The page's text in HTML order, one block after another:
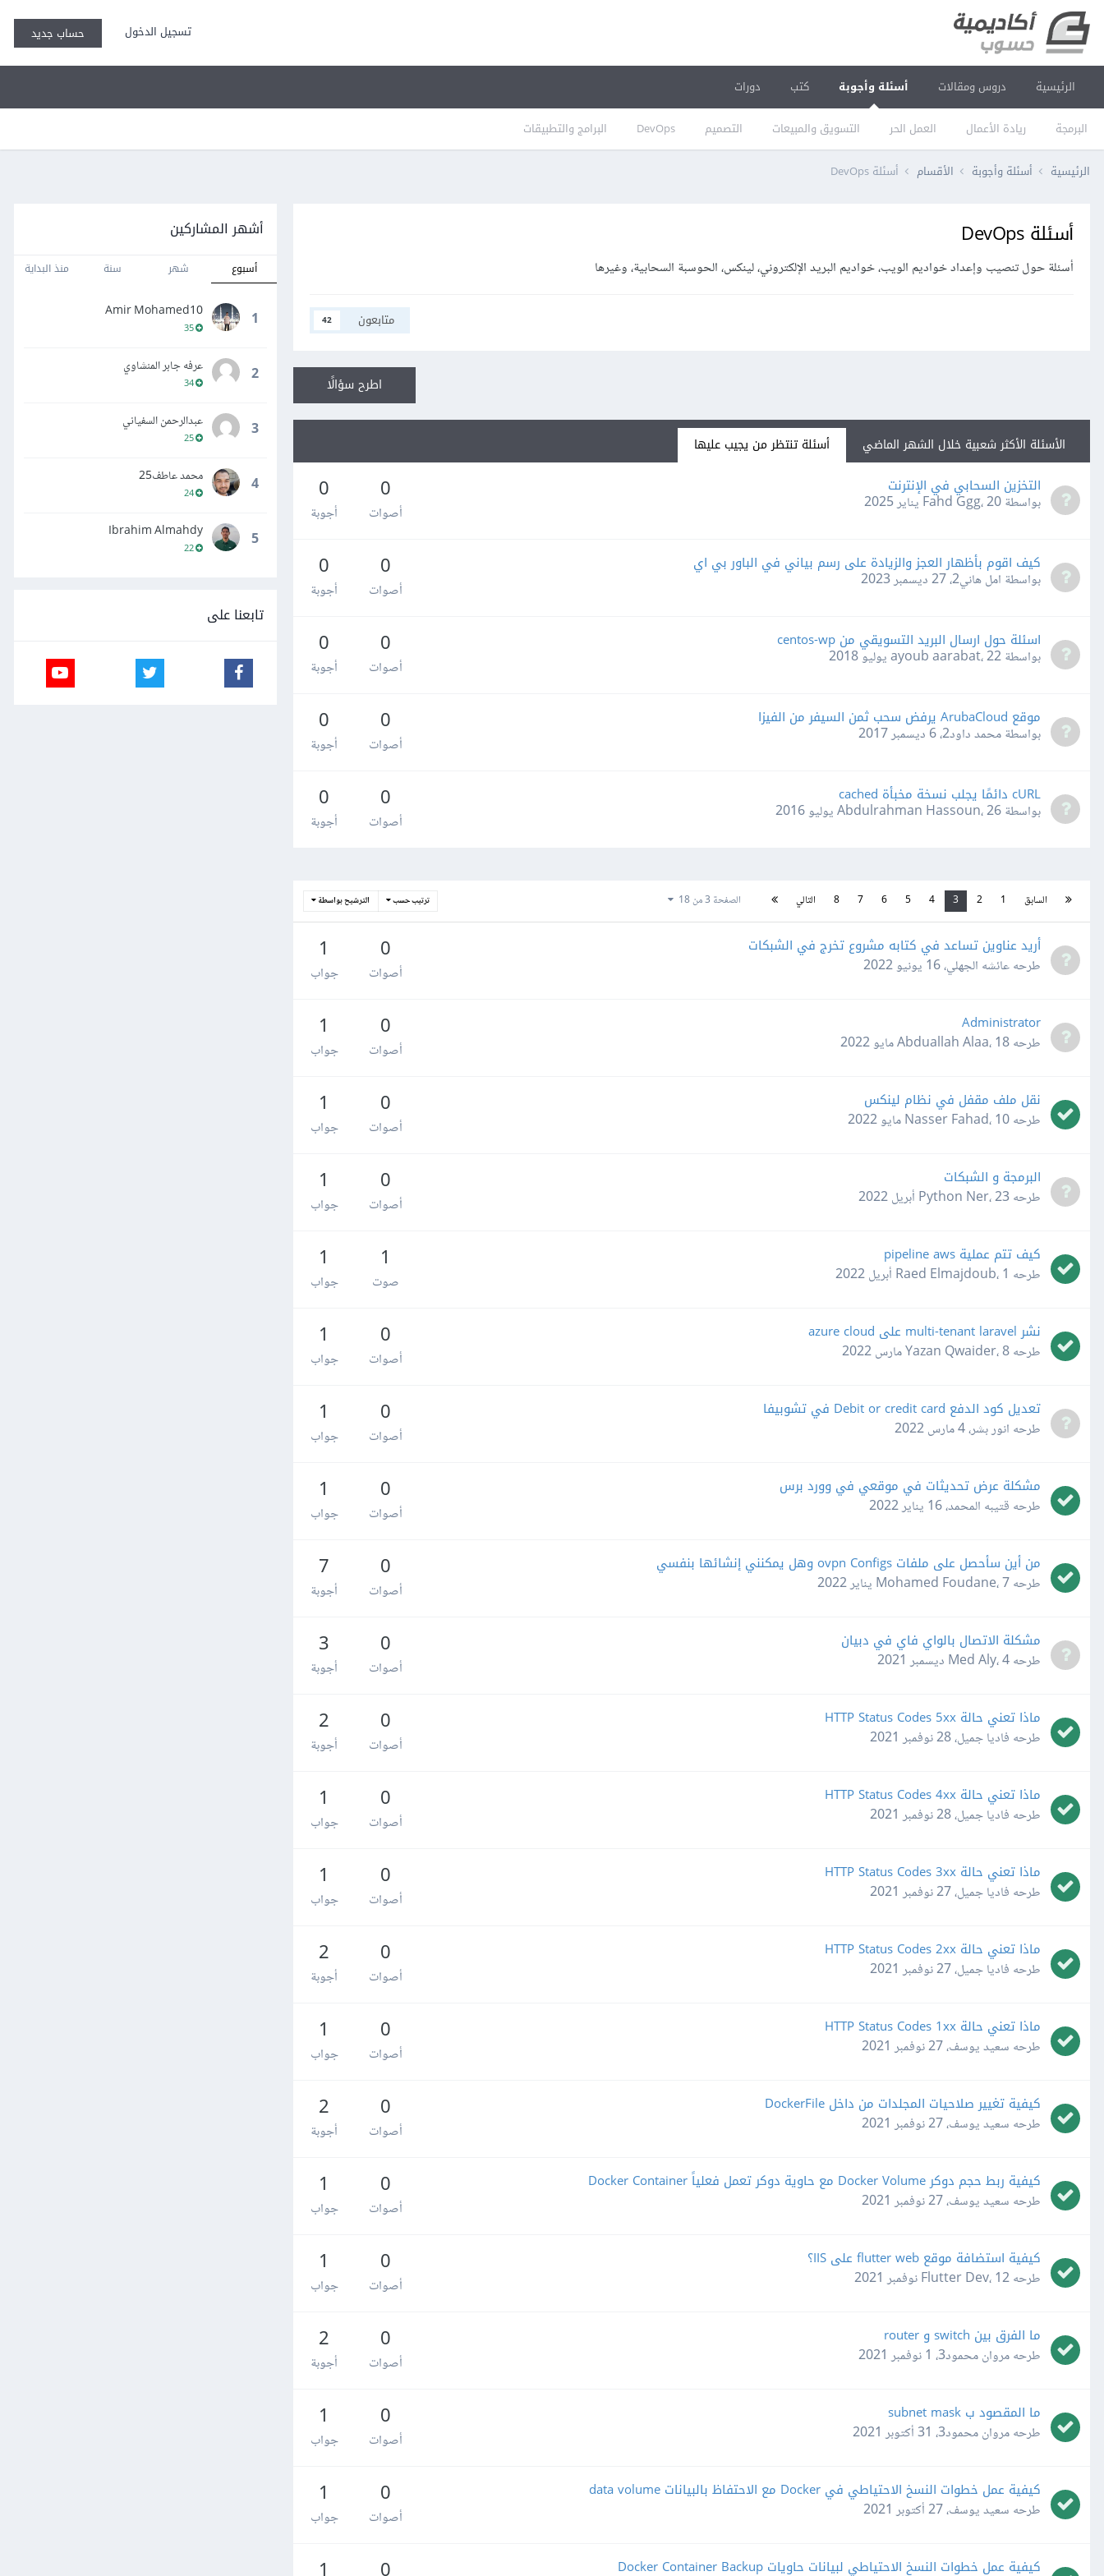
تسجيل الدخول حساب جديد
الرئيسية دروس ومقالات أسئلة وأجوبة
البرمجة ريادة الأعمال العمل الحر التسويق والمبيعات التصميم DevOps البرامج والتطبيقات
كتب دورات
الرئيسية أسئلة وأجوبة الأقسام أسئلة DevOps
أسئلة DevOps
أسئلة حول تنصيب وإعداد خواديم الويب، خواديم البريد الإلكتروني، لينكس، الحوسبة السحابية، وغيرها
متابعون 42
اطرح سؤالًا
الأسئلة الأكثر شعبية خلال الشهر الماضي أسئلة تنتظر من يجيب عليها
التخزين السحابي في الإنترنت
بواسطة Fahd Ggg،20 يناير 2025 0
أصوات
0
أجوبة
كيف اقوم بأظهار العجز والزيادة على رسم بياني في الباور بي اي
بواسطة امل هاني2، 27 ديسمبر 2023 0
أصوات
0
أجوبة
اسئلة حول ارسال البريد التسويقي من centos-wp
بواسطة ayoub aarabat،22 يوليو 2018 0
أصوات
0
أجوبة
موقع ArubaCloud يرفض سحب ثمن السيفر من الفيزا
بواسطة محمد داود2، 6 ديسمبر 2017 0
أصوات
0
أجوبة
cURL دائمًا يجلب نسخة مخبأة cached
بواسطة Abdulrahman Hassoun،26 يوليو 2016 0
أصوات
0
أجوبة
ترتيب حسب الترشيح بواسطة السابق 1
2
3
4
5
6
7
8 التالي الصفحة 3 من 18
أريد عناوين تساعد في كتابه مشروع تخرج في الشبكات
طرحهعائشه الجهلي،16 يونيو 2022
0
أصوات
1
جواب
Administrator
طرحه Abduallah Alaa،18 مايو 2022
0
أصوات
1
جواب
نقل ملف مقفل في نظام لينكس
طرحه Nasser Fahad،10 مايو 2022
0
أصوات
1
جواب
البرمجة و الشبكات
طرحه Python Ner،23 أبريل 2022
0
أصوات
1
جواب
كيف تتم عملية pipeline aws
طرحه Raed Elmajdoub،1 أبريل 2022
1
صوت
1
جواب
نشر multi-tenant laravel على azure cloud
طرحه Yazan Qwaider،8 مارس 2022
0
أصوات
1
جواب
تعديل كود الدفع Debit or credit card في تشوبيفا
طرحه انور بشر،4 مارس 2022
0
أصوات
1
جواب
مشكلة عرض تحديثات في موقعي في وورد برس
طرحه قتيبه المحمد،16 يناير 2022
0
أصوات
1
جواب
من أين سأحصل على ملفات ovpn Configs وهل يمكنني إنشائها بنفسي
طرحه Mohamed Foudane،7 يناير 2022
0
أصوات
7
أجوبة
مشكلة الاتصال بالواي فاي في دبيان
طرحه Med Aly،4 ديسمبر 2021
0
أصوات
3
أجوبة
ماذا تعني حالة HTTP Status Codes 5xx
طرحه فاديا جميل،28 نوفمبر 2021
0
أصوات
2
أجوبة
ماذا تعني حالة HTTP Status Codes 4xx
طرحه فاديا جميل،28 نوفمبر 2021
0
أصوات
1
جواب
ماذا تعني حالة HTTP Status Codes 3xx
طرحه فاديا جميل،27 نوفمبر 2021
0
أصوات
1
جواب
ماذا تعني حالة HTTP Status Codes 2xx
طرحه فاديا جميل،27 نوفمبر 2021
0
أصوات
2
أجوبة
ماذا تعني حالة HTTP Status Codes 1xx
طرحه سعيد يوسف،27 نوفمبر 2021
0
أصوات
1
جواب
كيفية تغيير صلاحيات المجلدات من داخل DockerFile
طرحه سعيد يوسف،27 نوفمبر 2021
0
أصوات
2
أجوبة
كيفية ربط حجم دوكر Docker Volume مع حاوية دوكر تعمل فعلياً Docker Container
طرحه سعيد يوسف،27 نوفمبر 2021
0
أصوات
1
جواب
كيفية استضافة موقع flutter web على IIS؟
طرحه Flutter Dev،12 نوفمبر 2021
0
أصوات
1
جواب
ما الفرق بين switch و router
طرحهمروان محمود3 ، 1 نوفمبر 2021
0
أصوات
2
أجوبة
ما المقصود ب subnet mask
طرحهمروان محمود3 ، 31 أكتوبر 2021
0
أصوات
1
جواب
كيفية عمل خطوات النسخ الاحتياطي في Docker مع الاحتفاظ بالبيانات data volume
طرحه سعيد يوسف،27 أكتوبر 2021
0
أصوات
1
جواب
كيفية عمل خطوات النسخ الاحتياطي لبيانات حاويات Docker Container Backup
أشهر المشاركين
أسبوع شهر سنة منذ البداية
1
Amir Mohamed10
2 عرفه جابر المنشاوي
3 عبدالرحمن السفياني
4 محمد عاطف25
5
Ibrahim Almahdy
تابعنا على